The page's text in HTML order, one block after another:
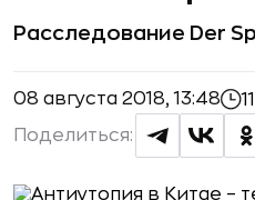
Расследование Der
08 августа 2018, 13:48
Поделиться: